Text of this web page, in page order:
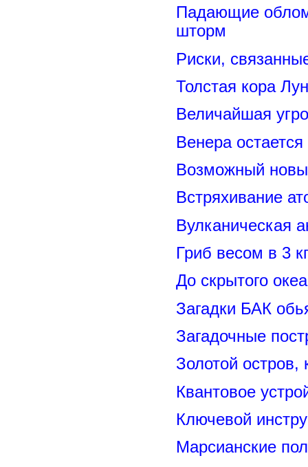
Падающие
шторм
Риски,
Толстая кора
Величайшая
Венера
Возможный
Встряхивание
Вулканическая
Гриб весом в 3
До скрытого
Загадки БАК
Загадочные
Золотой остров,
Квантовое
Ключевой
Марсианские